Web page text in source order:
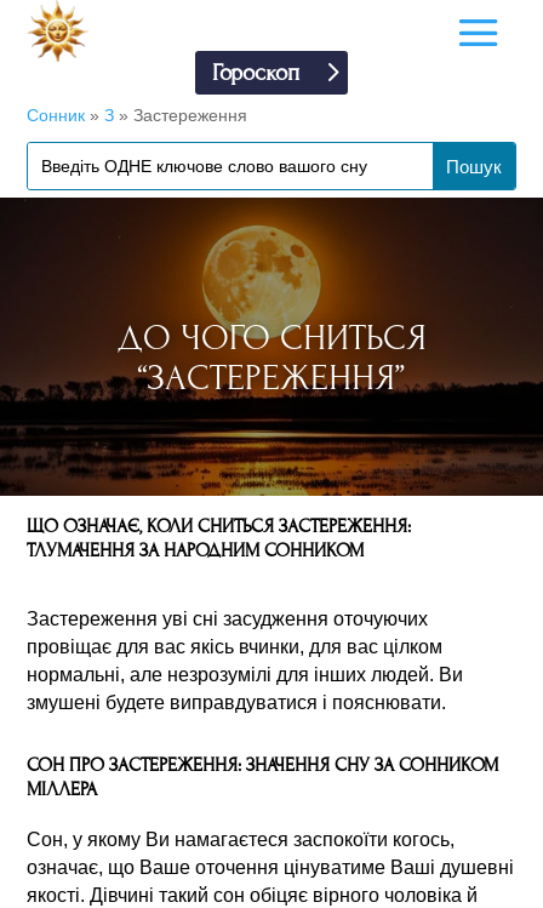
Гороскоп
Сонник »З »Застереження
ДО ЧОГО СНИТЬСЯ
“ЗАСТЕРЕЖЕННЯ”
ЩО ОЗНАЧАЄ, КОЛИ СНИТЬСЯ ЗАСТЕРЕЖЕННЯ:
ТЛУМАЧЕННЯ ЗА НАРОДНИМ СОННИКОМ
Застереження уві сні засудження оточуючих
провіщає для вас якісь вчинки, для вас цілком
нормальні, але незрозумілі для інших людей. Ви
змушені будете виправдуватися і пояснювати.
СОН ПРО ЗАСТЕРЕЖЕННЯ: ЗНАЧЕННЯ СНУ ЗА СОННИКОМ
МІЛЛЕРА
Сон, у якому Ви намагаєтеся заспокоїти когось,
означає, що Ваше оточення цінуватиме Ваші душевні
якості. Дівчині такий сон обіцяє вірного чоловіка й